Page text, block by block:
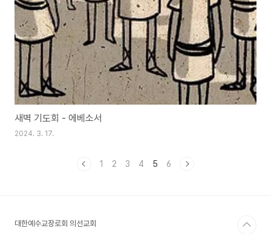
새벽 기도회 - 에베소서
2024. 3. 17.
1 2 3 4 5 6
대한예수교장로회 의선교회